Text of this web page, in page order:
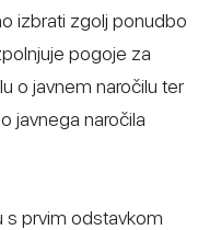
izbrati zgolj ponudbo
pogoje za
o javnem naročilu ter
javnega naročila
s prvim odstavkom